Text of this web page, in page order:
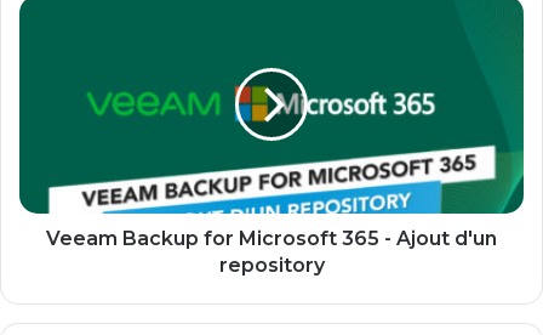
Veeam
d'un
repository
Veeam Backup for Microsoft 365 - Ajout d'un
repository